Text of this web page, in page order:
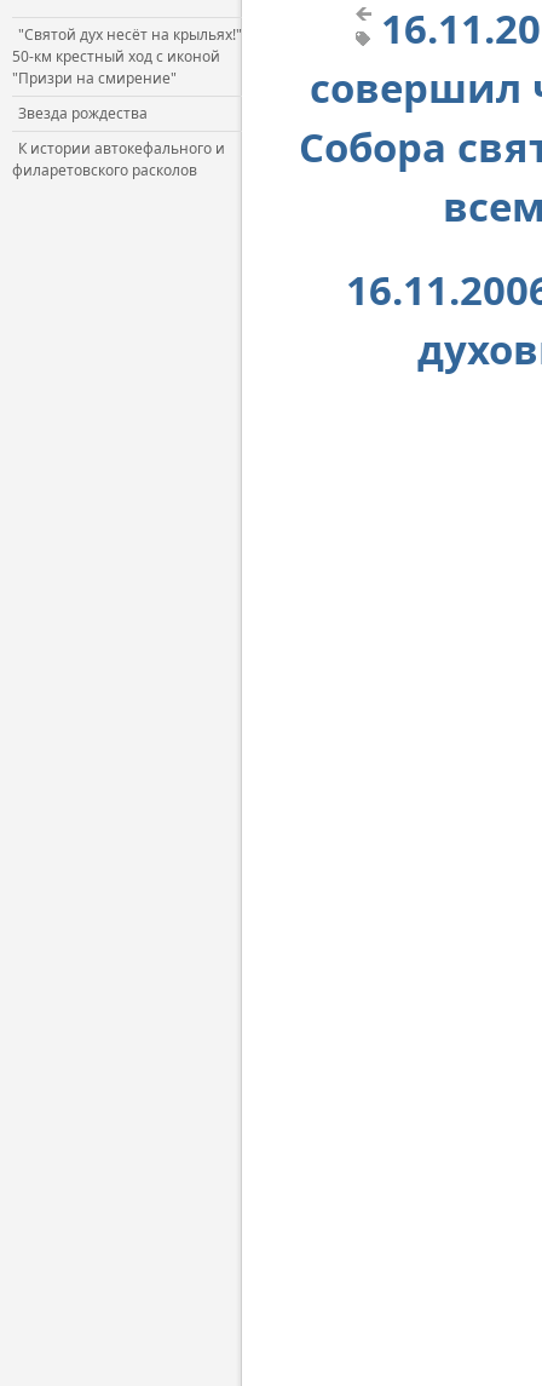
"Святой дух несёт на крыльях!"
50-км крестный ход с иконой
"Призри на смирение"
Звезда рождества
К истории автокефального и
филаретовского расколов
совершил
Собора